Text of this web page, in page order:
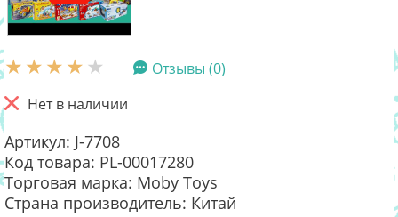
Отзывы (0)
Нет в наличии
Артикул: J-7708
Код товара: PL-00017280
Торговая марка: Moby Toys
Страна производитель: Китай